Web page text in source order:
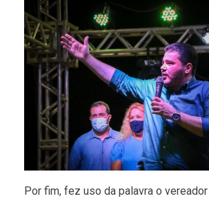
Por fim, fez uso da palavra o